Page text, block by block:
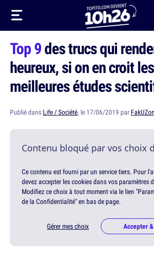
Top 9des trucs qui
heureux, si on en croit les
meilleures études
Publié dans Life / Société, le 17/06/2019 par
Contenu bloqué par vos choix
Ce contenu est fourni par un service tiers. Pour
devez accepter les cookies dans vos paramètres
Modifiez ce choix à tout moment via le lien
de la Confidentialité" en bas de page.
Gérer mes choix Accepter